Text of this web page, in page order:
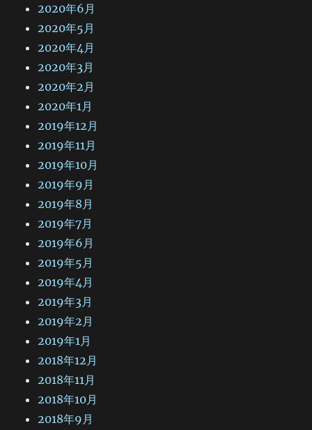
2020年6月
2020年5月
2020年4月
2020年3月
2020年2月
2020年1月
2019年12月
2019年11月
2019年10月
2019年9月
2019年8月
2019年7月
2019年6月
2019年5月
2019年4月
2019年3月
2019年2月
2019年1月
2018年12月
2018年11月
2018年10月
2018年9月